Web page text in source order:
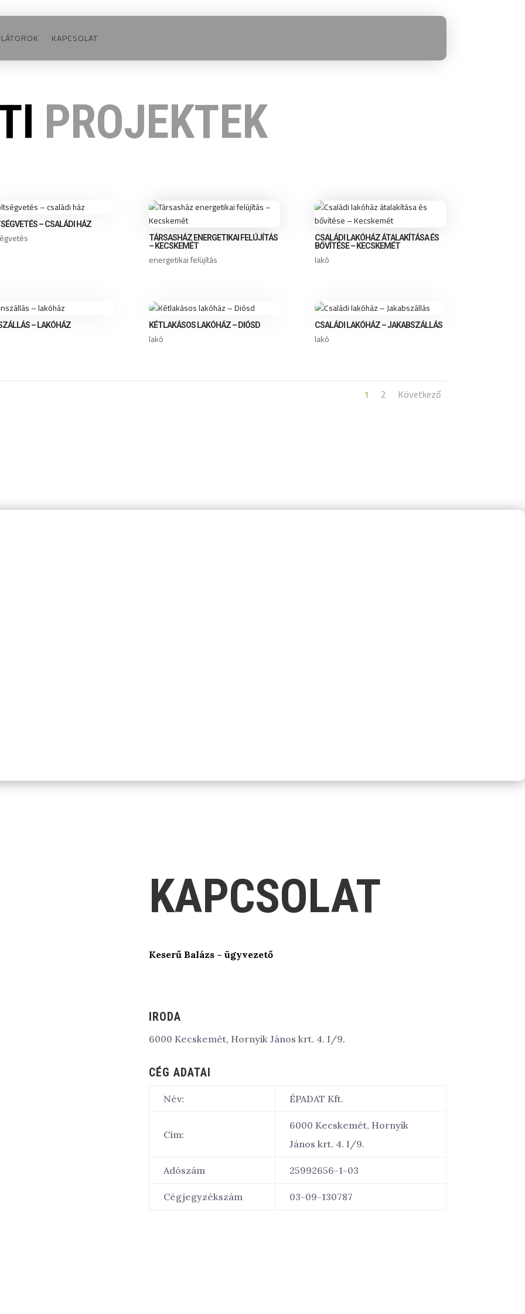
KAPCSOLAT
PROJEKTEK
– CSALÁDI HÁZ
TÁRSASHÁZ ENERGETIKAI FELÚJÍTÁS
– KECSKEMÉT
energetikai felújítás
CSALÁDI LAKÓHÁZ ÁTALAKÍTÁSA ÉS
BŐVÍTÉSE – KECSKEMÉT
lakó
– LAKÓHÁZ KÉTLAKÁSOS LAKÓHÁZ – DIÓSD
lakó
CSALÁDI LAKÓHÁZ – JAKABSZÁLLÁS
lakó
1 2 Következő
KAPCSOLAT
Keserű Balázs – ügyvezető
IRODA
6000 Kecskemét, Hornyik János krt. 4. I/9.
CÉG ADATAI
Név: ÉPADAT Kft.
Cím:
6000 Kecskemét, Hornyik
János krt. 4. I/9.
Adószám 25992656-1-03
Cégjegyzékszám 03-09-130787